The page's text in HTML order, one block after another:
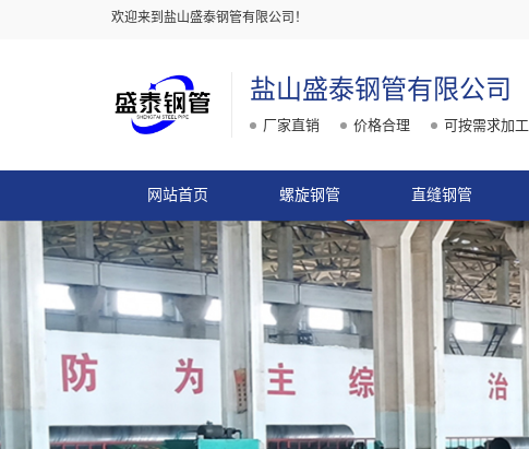
欢迎来到盐山盛泰钢管有限公司！
盐山盛泰钢管有限公司
厂家直销 价格合理 可按需求加工
网站首页 螺旋钢管 直缝钢管